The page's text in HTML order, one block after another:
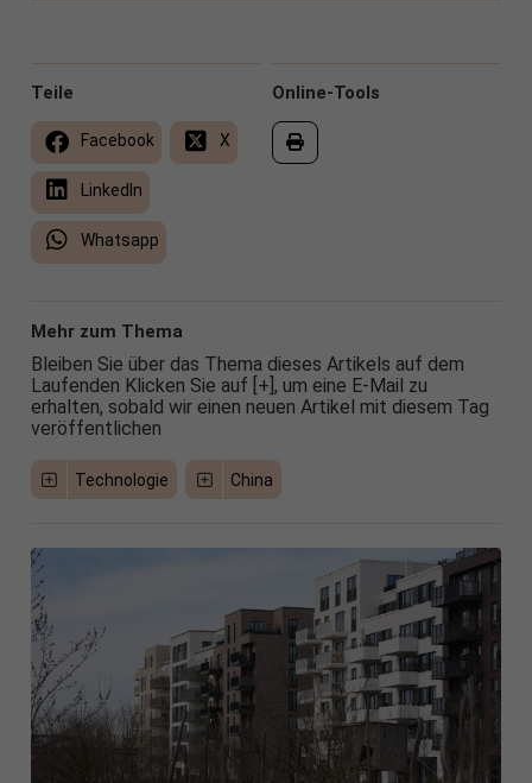
Online-Tools
Teile
Facebook X
LinkedIn
Whatsapp
Mehr zum Thema
Bleiben Sie über das Thema dieses Artikels auf dem
Laufenden Klicken Sie auf [+], um eine E-Mail zu
erhalten, sobald wir einen neuen Artikel mit diesem Tag
veröffentlichen
Technologie China